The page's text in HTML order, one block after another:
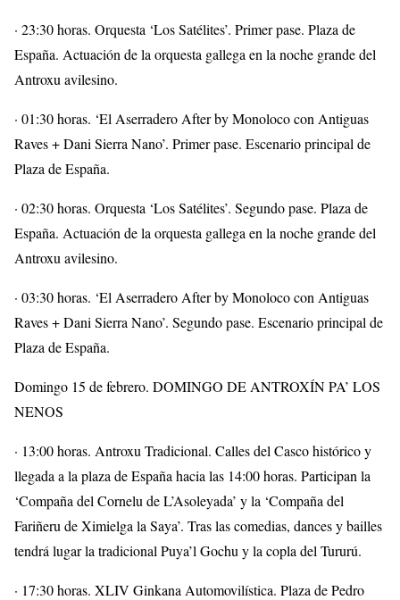
· 23:30 horas. Orquesta ‘Los Satélites’. Primer pase. Plaza de
España. Actuación de la orquesta gallega en la noche grande del
Antroxu avilesino.
· 01:30 horas. ‘El Aserradero After by Monoloco con Antiguas
Raves + Dani Sierra Nano’. Primer pase. Escenario principal de
Plaza de España.
· 02:30 horas. Orquesta ‘Los Satélites’. Segundo pase. Plaza de
España. Actuación de la orquesta gallega en la noche grande del
Antroxu avilesino.
· 03:30 horas. ‘El Aserradero After by Monoloco con Antiguas
Raves + Dani Sierra Nano’. Segundo pase. Escenario principal de
Plaza de España.
Domingo 15 de febrero. DOMINGO DE ANTROXÍN PA’ LOS
NENOS
· 13:00 horas. Antroxu Tradicional. Calles del Casco histórico y
llegada a la plaza de España hacia las 14:00 horas. Participan la
‘Compaña del Cornelu de L’Asoleyada’ y la ‘Compaña del
Fariñeru de Ximielga la Saya’. Tras las comedias, dances y bailles
tendrá lugar la tradicional Puya’l Gochu y la copla del Tururú.
· 17:30 horas. XLIV Ginkana Automovilística. Plaza de Pedro